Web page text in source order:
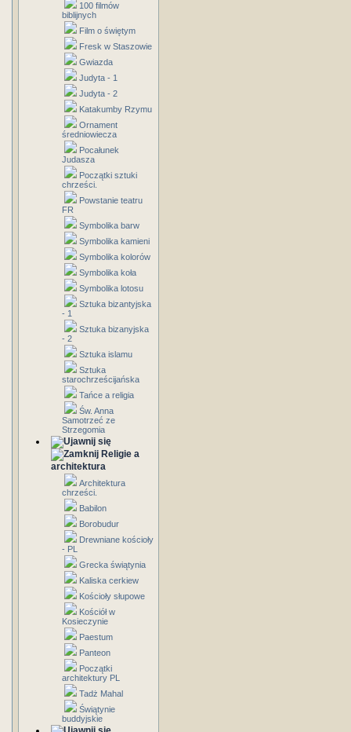
100 filmów
biblijnych
Film o świętym
Fresk w Staszowie
Gwiazda
Judyta - 1
Judyta - 2
Katakumby Rzymu
Ornament
średniowiecza
Pocałunek
Judasza
Początki sztuki
chrześci.
Powstanie teatru
FR
Symbolika barw
Symbolika kamieni
Symbolika kolorów
Symbolika koła
Symbolika lotosu
Sztuka bizantyjska
- 1
Sztuka bizanyjska
- 2
Sztuka islamu
Sztuka
starochrześcijańska
Tańce a religia
Św. Anna
Samotrzeć ze
Strzegomia
Religie a
architektura
Architektura
chrześci.
Babilon
Borobudur
Drewniane kościoły
- PL
Grecka świątynia
Kaliska cerkiew
Kościoły słupowe
Kościół w
Kosieczynie
Paestum
Panteon
Początki
architektury PL
Tadż Mahal
Świątynie
buddyjskie